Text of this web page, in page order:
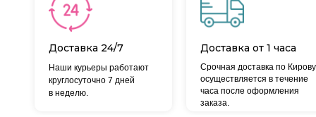
Доставка 24/7
Срочная доставка по Кирову
осуществляется в течение
часа после оформления
заказа.
Наши курьеры работают
круглосуточно 7 дней
в неделю.
Доставка от 1 часа